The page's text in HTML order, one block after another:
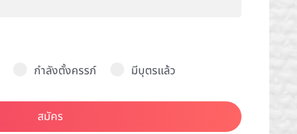
กำลังตั้งครรภ์ มีบุตรแล้ว
สมัคร